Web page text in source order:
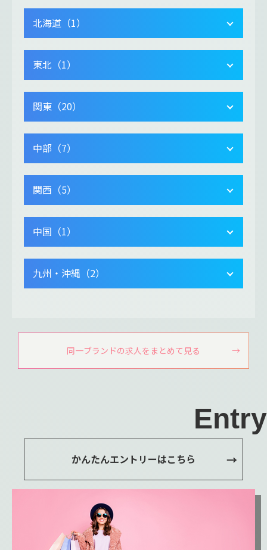
北海道（1）
東北（1）
関東（20）
中部（7）
関西（5）
中国（1）
九州・沖縄（2）
同一ブランドの求人をまとめて見る
Entry
かんたんエントリーはこちら